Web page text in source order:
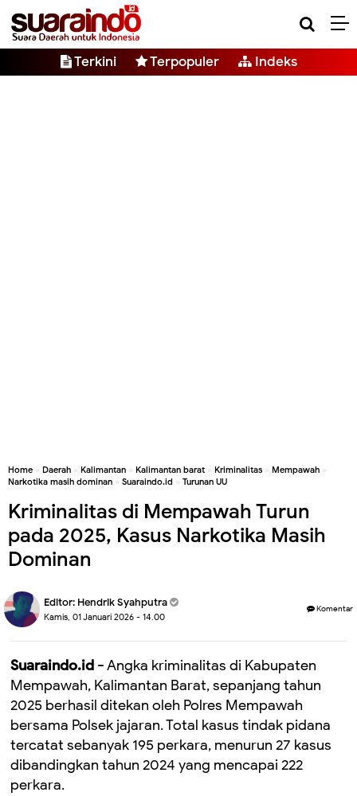
Terkini Terpopuler Indeks
Home » Daerah » Kalimantan » Kalimantan barat » Kriminalitas » Mempawah »
Narkotika masih dominan » Suaraindo.id » Turunan UU
Kriminalitas di Mempawah Turun
pada 2025, Kasus Narkotika Masih
Dominan
Editor: Hendrik Syahputra
Kamis, 01 Januari 2026 - 14.00
Komentar
Suaraindo.id -Angka kriminalitas di Kabupaten
Mempawah, Kalimantan Barat, sepanjang tahun
2025 berhasil ditekan oleh Polres Mempawah
bersama Polsek jajaran. Total kasus tindak pidana
tercatat sebanyak 195 perkara, menurun 27 kasus
dibandingkan tahun 2024 yang mencapai 222
perkara.